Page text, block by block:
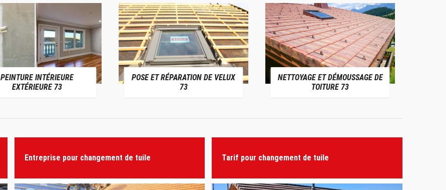
PEINTURE INTÉRIEURE
EXTÉRIEURE 73
POSE ET RÉPARATION DE VELUX
73
NETTOYAGE ET DÉMOUSSAGE DE
TOITURE 73
Entreprise pour changement de tuile Tarif pour changement de tuile